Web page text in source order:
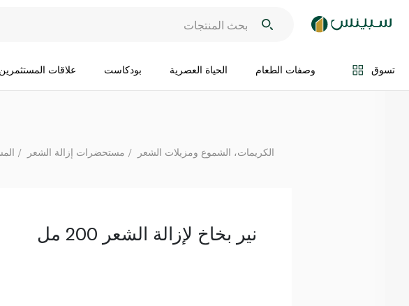
تسوق وصفات الطعام الحياة العصرية بودكاست علاقات المستثمرين
اضف الى السلة
مستحضرات إزالة الشعر
الكريمات، الشموع ومزيلات الشعر
نير بخاخ لإزالة الشعر 200 مل